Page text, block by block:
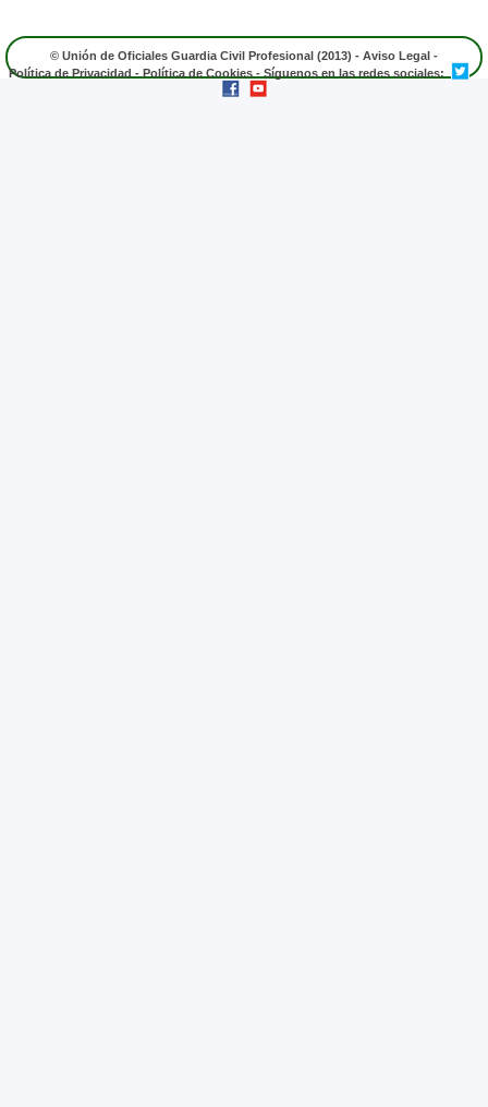
© Unión de Oficiales Guardia Civil Profesional (2013) - Aviso Legal -
Política de Privacidad - Política de Cookies - Síguenos en las redes sociales: